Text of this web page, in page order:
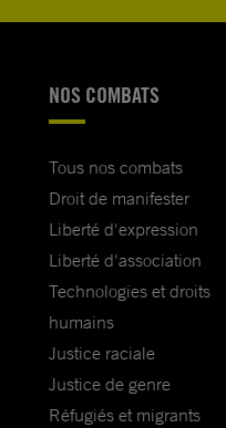
NOS COMBATS
Tous nos combats
Droit de manifester
Liberté d'expression
Liberté d'association
Technologies et droits
humains
Justice raciale
Justice de genre
Réfugiés et migrants